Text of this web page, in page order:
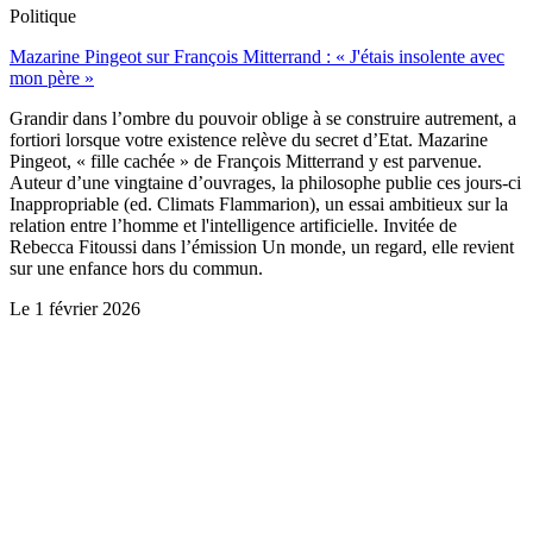
Politique
Mazarine Pingeot sur François Mitterrand : « J'étais insolente avec
mon père »
Grandir dans l’ombre du pouvoir oblige à se construire autrement, a
fortiori lorsque votre existence relève du secret d’Etat. Mazarine
Pingeot, « fille cachée » de François Mitterrand y est parvenue.
Auteur d’une vingtaine d’ouvrages, la philosophe publie ces jours-ci
Inappropriable (ed. Climats Flammarion), un essai ambitieux sur la
relation entre l’homme et l'intelligence artificielle. Invitée de
Rebecca Fitoussi dans l’émission Un monde, un regard, elle revient
sur une enfance hors du commun.
Le 1 février 2026